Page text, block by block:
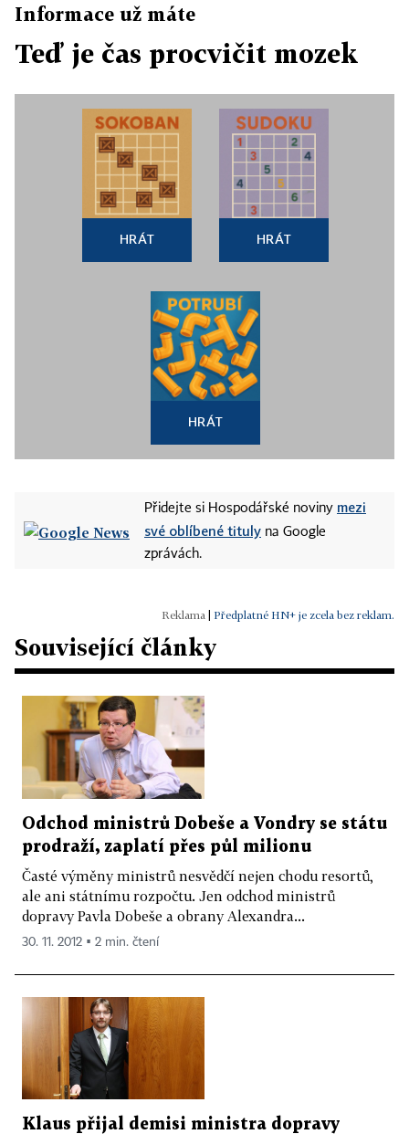
Informace už máte
Teď je čas procvičit mozek
HRÁT HRÁT
HRÁT
Přidejte si Hospodářské noviny mezi
své oblíbené tituly na Google
zprávách.
Předplatné HN+ je zcela bez reklam.
Související články
Odchod ministrů Dobeše a Vondry se státu
prodraží, zaplatí přes půl milionu
Časté výměny ministrů nesvědčí nejen chodu resortů,
ale ani státnímu rozpočtu. Jen odchod ministrů
dopravy Pavla Dobeše a obrany Alexandra...
30. 11. 2012 ▪ 2 min. čtení
Klaus přijal demisi ministra dopravy